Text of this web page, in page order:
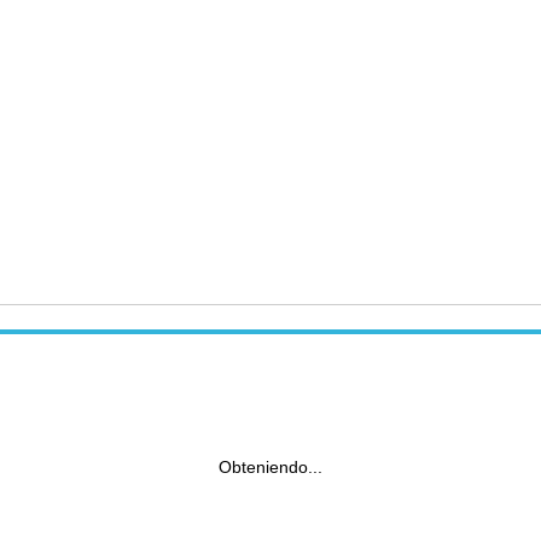
Obteniendo...